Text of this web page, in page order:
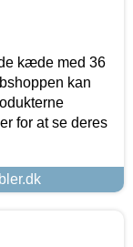
kæde med 36
kan
for at se deres